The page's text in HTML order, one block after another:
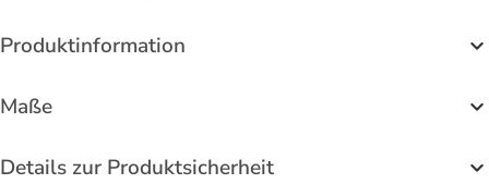
Produktinformation
Maße
Details zur Produktsicherheit